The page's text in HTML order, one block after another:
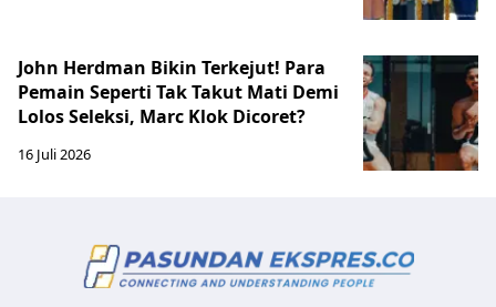
John Herdman Bikin Terkejut! Para
Pemain Seperti Tak Takut Mati Demi
Lolos Seleksi, Marc Klok Dicoret?
16 Juli 2026